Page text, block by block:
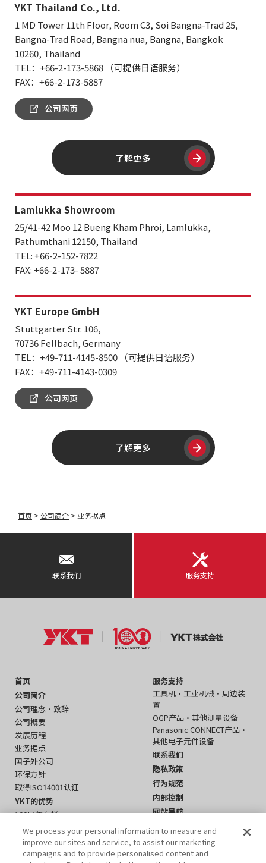
YKT Thailand Co., Ltd.
1 MD Tower 11th Floor, Room C3, Soi Bangna-Trad 25,
Bangna-Trad Road, Bangna nua, Bangna, Bangkok
10260, Thailand
TEL：+66-2-173-5868 （可提供日语服务）
FAX：+66-2-173-5887
公司网页
了解更多
Lamlukka Showroom
25/41-42 Moo 12 Bueng Kham Phroi, Lamlukka,
Pathumthani 12150, Thailand
TEL: +66-2-152-7822
FAX: +66-2-173- 5887
YKT Europe GmbH
Stuttgarter Str. 106,
70736 Fellbach, Germany
TEL：+49-711-4145-8500 （可提供日语服务）
FAX：+49-711-4143-0309
公司网页
了解更多
首页 > 公司简介 > 业务据点
联系我们 服务支持
首页
公司简介
公司理念・致辞
公司概要
发展历程
业务据点
国子外公司
环保方针
取得ISO14001认证
YKT的优势
100周年专栏
国际业务
产品信息
工具机・工业机械
服务支持
工具机・工业机械・周边装
置
OGP产品・其他测量设备
Panasonic CONNECT产品・
其他电子元件设备
联系我们
隐私政策
行为规范
内部控制
网站导航
We process your personal information to measure and
improve our sites and service, to assist our marketing
campaigns and to provide personalised content and